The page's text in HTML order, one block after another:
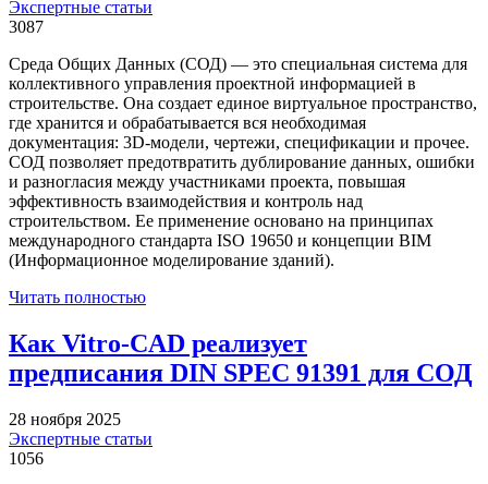
Экспертные статьи
3087
Среда Общих Данных (СОД) — это специальная система для
коллективного управления проектной информацией в
строительстве. Она создает единое виртуальное пространство,
где хранится и обрабатывается вся необходимая
документация: 3D-модели, чертежи, спецификации и прочее.
СОД позволяет предотвратить дублирование данных, ошибки
и разногласия между участниками проекта, повышая
эффективность взаимодействия и контроль над
строительством. Ее применение основано на принципах
международного стандарта ISO 19650 и концепции BIM
(Информационное моделирование зданий).
Читать полностью
Как Vitro-CAD реализует
предписания DIN SPEC 91391 для СОД
28 ноября 2025
Экспертные статьи
1056